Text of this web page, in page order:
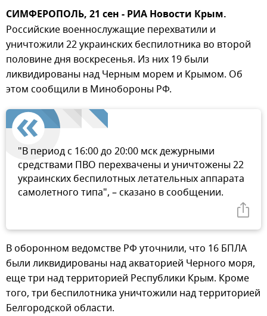
СИМФЕРОПОЛЬ, 21 сен - РИА Новости Крым.
Российские военнослужащие перехватили и
уничтожили 22 украинских беспилотника во второй
половине дня воскресенья. Из них 19 были
ликвидированы над Черным морем и Крымом. Об
этом сообщили в Минобороны РФ.
"В период с 16:00 до 20:00 мск дежурными
средствами ПВО перехвачены и уничтожены 22
украинских беспилотных летательных аппарата
самолетного типа", – сказано в сообщении.
В оборонном ведомстве РФ уточнили, что 16 БПЛА
были ликвидированы над акваторией Черного моря,
еще три над территорией Республики Крым. Кроме
того, три беспилотника уничтожили над территорией
Белгородской области.